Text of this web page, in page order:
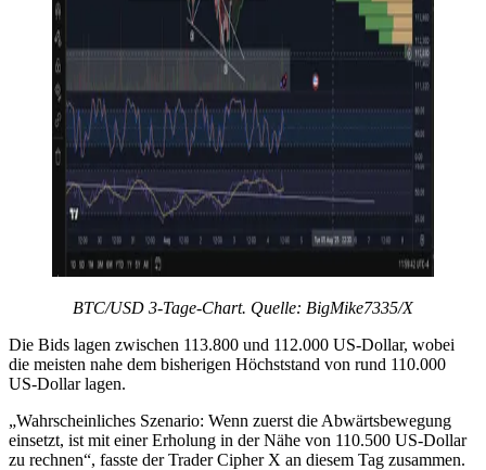
BTC/USD 3-Tage-Chart. Quelle: BigMike7335/X
Die Bids lagen zwischen 113.800 und 112.000 US-Dollar, wobei
die meisten nahe dem bisherigen Höchststand von rund 110.000
US-Dollar lagen.
„Wahrscheinliches Szenario: Wenn zuerst die Abwärtsbewegung
einsetzt, ist mit einer Erholung in der Nähe von 110.500 US-Dollar
zu rechnen“, fasste der Trader Cipher X an diesem Tag zusammen.